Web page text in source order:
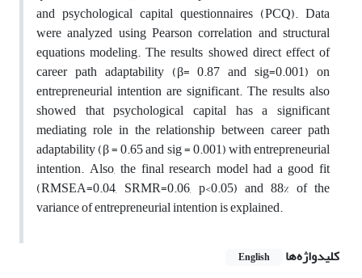
and psychological capital questionnaires (PCQ). Data
were analyzed using Pearson correlation and structural
equations modeling. The results showed direct effect of
career path adaptability (β= 0.87 and sig=0.001) on
entrepreneurial intention are significant. The results also
showed that psychological capital has a significant
mediating role in the relationship between career path
adaptability (β = 0.65 and sig = 0.001) with entrepreneurial
intention. Also, the final research model had a good fit
(RMSEA=0.04, SRMR=0.06, p<0.05) and 88% of the
variance of entrepreneurial intention is explained.
کلیدواژه‌ها
English